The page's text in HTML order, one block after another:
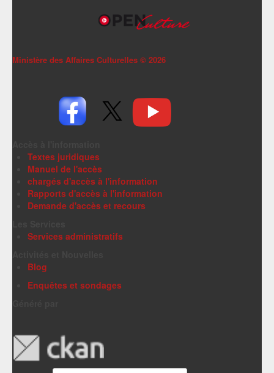
Ministère des Affaires Culturelles © 2026
Textes juridiques
Manuel de l'accès
chargés d'accès à l'information
Rapports d'accès à l'information
Demande d'accès et recours
Services administratifs
Blog
Enquêtes et sondages